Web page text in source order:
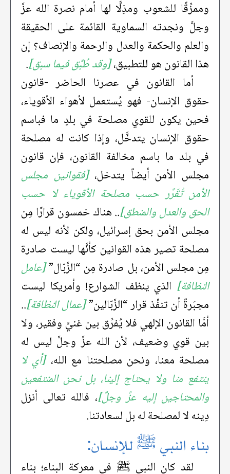
وممزِّقًا للشعوب ومذِلًّا لها أمام نصرة الله عزَّ
وجلَّ ونجدته السماوية القائمة على الحقيقة
والعلم والحكمة والعدل والرحمة والإنصاف؟ إن
هذا القانون هو للتطبيق،[وقد طُبِّق فيما سبق].
أما القانون في عصرنا الحاضر -قانون
حقوق الإنسان- فهو يُستعمل لأهواء الأقوياء،
فحين يكون للقوي مصلحة في بلدٍ ما فباسم
حقوق الإنسان يتدخَّل، وإذا كانت له مصلحة
في بلد ما باسم مخالفة القانون، فإن قانون
مجلس الأمن أيضاً يتدخل،[فقوانين مجلس
الأمن تُقَرَّر حسب مصلحة الأقوياء لا حسب
الحق والعدل والمنطق].. هناك خمسون قرارًا مِن
مجلس الأمن بحق إسرائيل، ولكن لأنه ليس له
مصلحة تصير هذه القوانين كأنَّها ليست صادرة
مِن مجلس الأمن، بل صادرة مِن “الزَّبّال”[عامل
النظافة] الذي ينظف الشوارع! وأمريكا ليست
مجبَرةً أن تنفِّذ قرار “الزَّبّالين”[عمال النظافة]..
أمَّا القانون الإلهي فلا يُفرِّق بين غنيٍّ وفقير، ولا
بين قوي وضعيف، لأن الله عزَّ وجلَّ ليس له
مصلحة معنا، ونحن مصلحتنا مع الله،[أي لا
ينتفع منا ولا يحتاج إلينا، بل نحن المنتفعين
والمحتاجين إليه عزَّ وجلَّ]، فالله تعالى أنزل
دِينه لا لمصلحة له بل لسعادتنا.
بناء النبي ﷺ للإنسان:
لقد كان النبي ﷺ في معركة البناء؛ بناء